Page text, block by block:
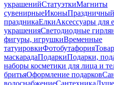
украшенийСтатуэткиМагниты
сувенирныеИконы
праздникаЕлкиАксессуары для
украшенияСветодиодные
фигуры, игрушкиВременные
татуировкиФотобутафория
маскарадаПодаркиПодарки,
наборы косметики для лица и
бритьяОформление подарков
водоснабжениеСантехника